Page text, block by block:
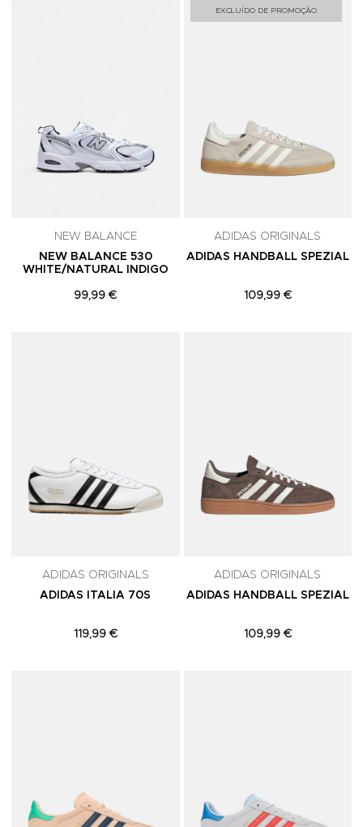
Adicionar aos Favoritos
NEW BALANCE
NEW BALANCE 530
WHITE/NATURAL INDIGO
99,99 €
EXCLUÍDO DE PROMOÇÃO
ADIDAS ORIGINALS
ADIDAS HANDBALL SPEZIAL
109,99 €
ADIDAS ORIGINALS
ADIDAS ITALIA 70S
119,99 €
ADIDAS ORIGINALS
ADIDAS HANDBALL SPEZIAL
109,99 €